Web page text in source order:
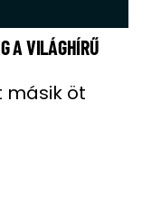
A VILÁGHÍRŰ
másik öt